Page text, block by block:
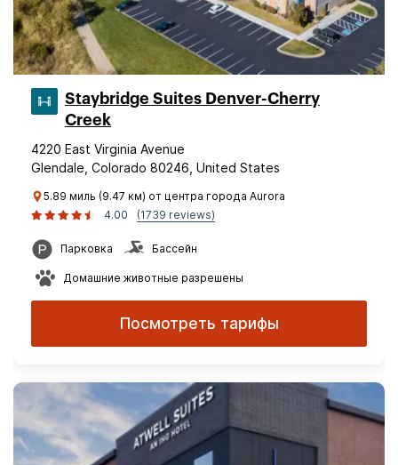
Staybridge Suites Denver-Cherry
Creek
4220 East Virginia Avenue
Glendale, Colorado 80246, United States
5.89 миль (9.47 км) от центра города Aurora
4.00
(1739 reviews)
Парковка Бассейн
Домашние животные разрешены
Посмотреть тарифы